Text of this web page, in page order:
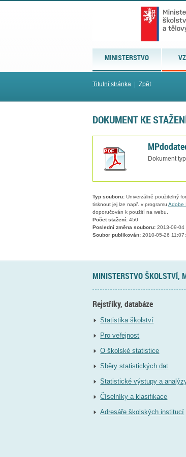
MINISTERSTVO
Titulní stránka Zpět
DOKUMENT KE
Dokument
Typ souboru: Univerzálně použitelný
tisknout jej lze např. v programu Adobe
doporučován k použití na webu.
Počet stažení: 450
Poslední změna souboru: 2013-09-04
Soubor publikován: 2010-05-26
MINISTERSTVO ŠKOLSTVÍ,
Rejstříky, databáze
Statistika školství
Pro veřejnost
O školské statistice
Sběry statistických dat
Statistické výstupy a
Číselníky a klasifikace
Adresáře školských institucí